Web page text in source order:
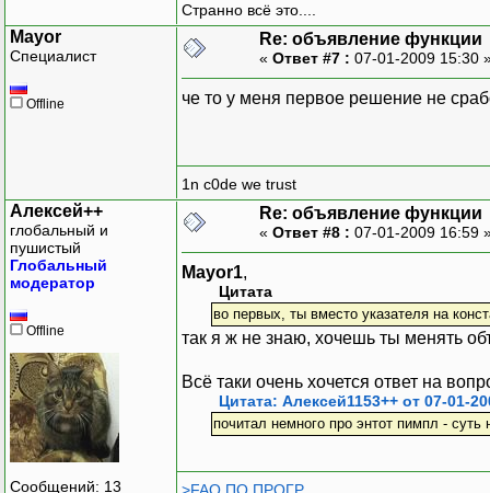
Странно всё это....
Mayor
Специалист
Offline
Re: объявление функции
« Ответ #7 : 07-01-2009 15:30
че то у меня первое решение не
1n c0de we trust
Алексей++
глобальный и
пушистый
Глобальный
модератор
Offline
Сообщений: 13
Re: объявление функции
« Ответ #8 : 07-01-2009 16:59
Mayor1,
Цитата
во первых, ты вместо указателя на
так я ж не знаю, хочешь ты менять
Всё таки очень хочется ответ на
Цитата: Алексей1153++ от 07-01-
почитал немного про энтот пимпл -